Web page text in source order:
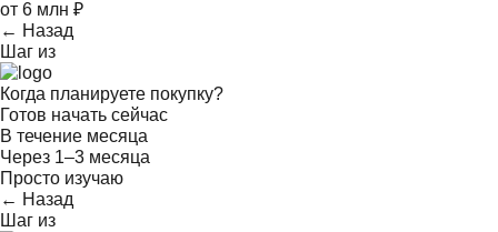
от 6 млн ₽
← Назад
Шаг из
Когда планируете покупку?
Готов начать сейчас
В течение месяца
Через 1–3 месяца
Просто изучаю
← Назад
Шаг из